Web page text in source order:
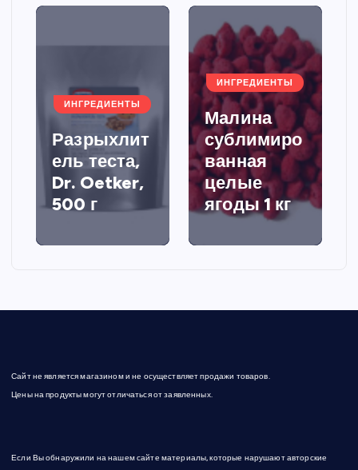
ИНГРЕДИЕНТЫ
Разрыхлит
ель теста,
Dr. Oetker,
500 г
ИНГРЕДИЕНТЫ
Малина
сублимиро
ванная
целые
ягоды 1 кг
Сайт не является магазином и не осуществляет продажи товаров.
Цены на продукты могут отличаться от заявленных.
Если Вы обнаружили на нашем сайте материалы, которые нарушают авторские